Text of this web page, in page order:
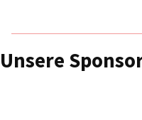
Unsere